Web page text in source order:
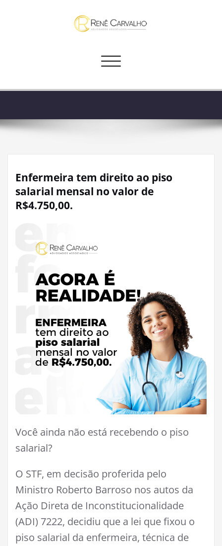
Alternar navegação
Enfermeira tem direito ao piso
salarial mensal no valor de
R$4.750,00.
Você ainda não está recebendo o piso
salarial?
O STF, em decisão proferida pelo
Ministro Roberto Barroso nos autos da
Ação Direta de Inconstitucionalidade
(ADI) 7222, decidiu que a lei que fixou o
piso salarial da enfermeira, técnica de